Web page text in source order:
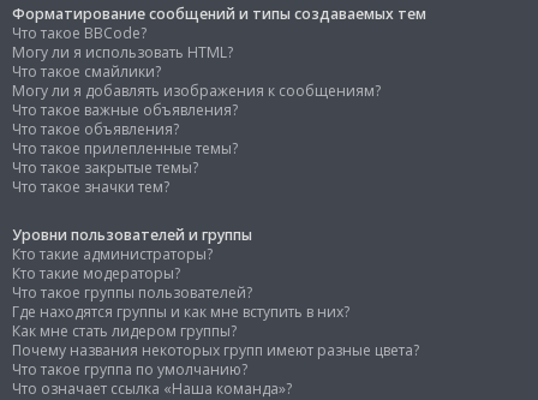
Форматирование сообщений и типы создаваемых тем
Что такое BBCode?
Могу ли я использовать HTML?
Что такое смайлики?
Могу ли я добавлять изображения к сообщениям?
Что такое важные объявления?
Что такое объявления?
Что такое прилепленные темы?
Что такое закрытые темы?
Что такое значки тем?
Уровни пользователей и группы
Кто такие администраторы?
Кто такие модераторы?
Что такое группы пользователей?
Где находятся группы и как мне вступить в них?
Как мне стать лидером группы?
Почему названия некоторых групп имеют разные цвета?
Что такое группа по умолчанию?
Что означает ссылка «Наша команда»?